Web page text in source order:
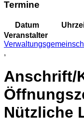
Termine
Datum
Veranstalter
,
Anschrift/
Nützliche